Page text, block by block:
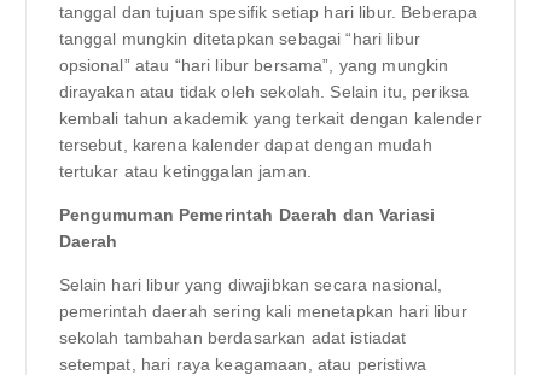
tanggal dan tujuan spesifik setiap hari libur. Beberapa
tanggal mungkin ditetapkan sebagai “hari libur
opsional” atau “hari libur bersama”, yang mungkin
dirayakan atau tidak oleh sekolah. Selain itu, periksa
kembali tahun akademik yang terkait dengan kalender
tersebut, karena kalender dapat dengan mudah
tertukar atau ketinggalan jaman.
Pengumuman Pemerintah Daerah dan Variasi
Daerah
Selain hari libur yang diwajibkan secara nasional,
pemerintah daerah sering kali menetapkan hari libur
sekolah tambahan berdasarkan adat istiadat
setempat, hari raya keagamaan, atau peristiwa